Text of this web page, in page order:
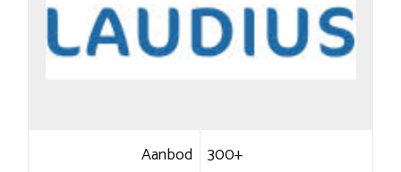
Aanbod 300+